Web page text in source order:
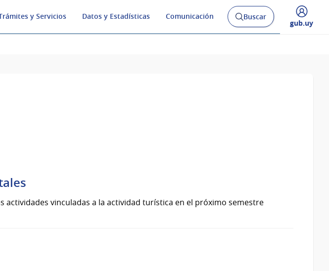
y Servicios Datos y Estadísticas Comunicación
Abrir
buscador
Buscar
Desplegar
gub.uy
actividades vinculadas a la actividad turística en el próximo semestre